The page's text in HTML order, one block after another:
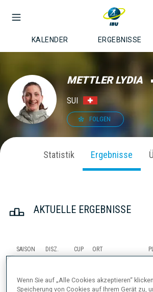
KALENDER ERGEBNISSE
METTLER LYDIA
SUI
FOLGEN
Statistik Ergebnisse
AKTUELLE ERGEBNISSE
SAISON DISZ. CUP ORT PL.
25/26 PU WC OSLO
Wenn Sie auf „Alle Cookies akzeptieren“
Speicherung von Cookies auf Ihrem Gerät zu,